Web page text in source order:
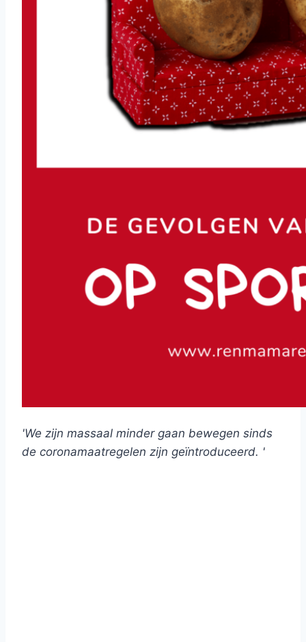
'We zijn massaal minder gaan bewegen sinds
de coronamaatregelen zijn geïntroduceerd. '